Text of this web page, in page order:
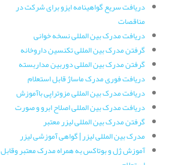
دریافت سریع گواهینامه ایزو برای شرکت در
مناقصات
دریافت مدرک بین المللی نسخه خوانی
گرفتن مدرک بین المللی تکنسین داروخانه
گرفتن مدرک بین المللی دوربین مداربسته
دریافت فوری مدرک ماساژ قابل استعلام
دریافت مدرک بین المللی مزوتراپی باآموزش
دریافت مدرک بین المللی اصلاح ابرو و صورت
گرفتن مدرک بین المللی لیزر معتبر
مدرک بین المللی لیزر | گواهی آموزشی لیزر
آموزش ژل و بوتاکس به همراه مدرک معتبر وقابل